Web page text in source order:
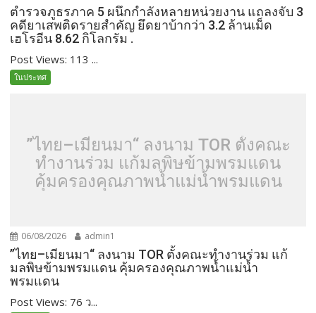
ตำรวจภูธรภาค 5 ผนึกกำลังหลายหน่วยงาน แถลงจับ 3
คดียาเสพติดรายสำคัญ ยึดยาบ้ากว่า 3.2 ล้านเม็ด
เฮโรอีน 8.62 กิโลกรัม .
Post Views: 113 ...
ในประทศ
”ไทย–เมียนมา“ ลงนาม TOR ตั้งคณะ
ทำงานร่วม แก้มลพิษข้ามพรมแดน
คุ้มครองคุณภาพน้ำแม่น้ำพรมแดน
06/08/2026 admin1
”ไทย–เมียนมา“ ลงนาม TOR ตั้งคณะทำงานร่วม แก้
มลพิษข้ามพรมแดน คุ้มครองคุณภาพน้ำแม่น้ำ
พรมแดน
Post Views: 76 ว...